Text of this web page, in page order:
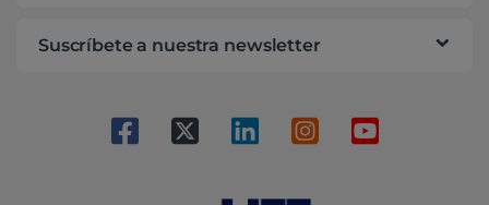
Suscríbete a nuestra newsletter